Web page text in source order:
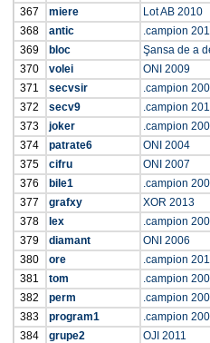
367
miere
Lot AB 2010
368
antic
.campion
369
bloc
Şansa de a
370
volei
ONI 2009
371
secvsir
.campion
372
secv9
.campion
373
joker
.campion
374
patrate6
ONI 2004
375
cifru
ONI 2007
376
bile1
.campion
377
grafxy
XOR 2013
378
lex
.campion
379
diamant
ONI 2006
380
ore
.campion
381
tom
.campion
382
perm
.campion
383
program1
.campion
384
grupe2
OJI 2011